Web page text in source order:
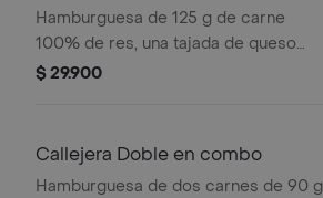
Hamburguesa de 125 g de carne
100% de res, una tajada de queso
tipo mozzarella, papas callejera, salsa
+ bebida PET
$ 29.900
Callejera Doble en combo
Hamburguesa de dos carnes de 90 g